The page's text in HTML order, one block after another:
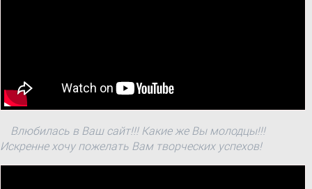
Влюбилась в Ваш сайт!!! Какие же Вы молодцы!!!
Искренне хочу пожелать Вам творческих успехов!